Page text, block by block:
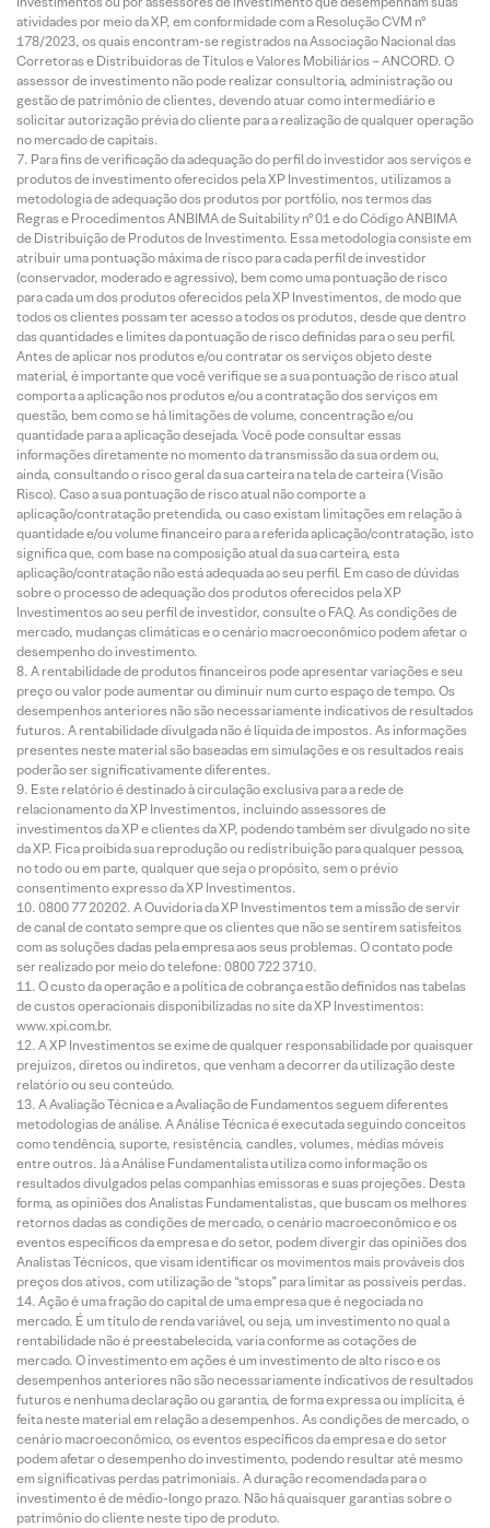
atividades por meio da XP, em conformidade com a Resolução CVM nº
178/2023, os quais encontram-se registrados na Associação Nacional das
Corretoras e Distribuidoras de Títulos e Valores Mobiliários – ANCORD. O
assessor de investimento não pode realizar consultoria, administração ou
gestão de patrimônio de clientes, devendo atuar como intermediário e
solicitar autorização prévia do cliente para a realização de qualquer operação
no mercado de capitais.
Para fins de verificação da adequação do perfil do investidor aos serviços e
produtos de investimento oferecidos pela XP Investimentos, utilizamos a
metodologia de adequação dos produtos por portfólio, nos termos das
Regras e Procedimentos ANBIMA de Suitability nº 01 e do Código ANBIMA
de Distribuição de Produtos de Investimento. Essa metodologia consiste em
atribuir uma pontuação máxima de risco para cada perfil de investidor
(conservador, moderado e agressivo), bem como uma pontuação de risco
para cada um dos produtos oferecidos pela XP Investimentos, de modo que
todos os clientes possam ter acesso a todos os produtos, desde que dentro
das quantidades e limites da pontuação de risco definidas para o seu perfil.
Antes de aplicar nos produtos e/ou contratar os serviços objeto deste
material, é importante que você verifique se a sua pontuação de risco atual
comporta a aplicação nos produtos e/ou a contratação dos serviços em
questão, bem como se há limitações de volume, concentração e/ou
quantidade para a aplicação desejada. Você pode consultar essas
informações diretamente no momento da transmissão da sua ordem ou,
ainda, consultando o risco geral da sua carteira na tela de carteira (Visão
Risco). Caso a sua pontuação de risco atual não comporte a
aplicação/contratação pretendida, ou caso existam limitações em relação à
quantidade e/ou volume financeiro para a referida aplicação/contratação, isto
significa que, com base na composição atual da sua carteira, esta
aplicação/contratação não está adequada ao seu perfil. Em caso de dúvidas
sobre o processo de adequação dos produtos oferecidos pela XP
Investimentos ao seu perfil de investidor, consulte o FAQ. As condições de
mercado, mudanças climáticas e o cenário macroeconômico podem afetar o
desempenho do investimento.
A rentabilidade de produtos financeiros pode apresentar variações e seu
preço ou valor pode aumentar ou diminuir num curto espaço de tempo. Os
desempenhos anteriores não são necessariamente indicativos de resultados
futuros. A rentabilidade divulgada não é líquida de impostos. As informações
presentes neste material são baseadas em simulações e os resultados reais
poderão ser significativamente diferentes.
Este relatório é destinado à circulação exclusiva para a rede de
relacionamento da XP Investimentos, incluindo assessores de
investimentos da XP e clientes da XP, podendo também ser divulgado no site
da XP. Fica proibida sua reprodução ou redistribuição para qualquer pessoa,
no todo ou em parte, qualquer que seja o propósito, sem o prévio
consentimento expresso da XP Investimentos.
0800 77 20202. A Ouvidoria da XP Investimentos tem a missão de servir
de canal de contato sempre que os clientes que não se sentirem satisfeitos
com as soluções dadas pela empresa aos seus problemas. O contato pode
ser realizado por meio do telefone: 0800 722 3710.
O custo da operação e a política de cobrança estão definidos nas tabelas
de custos operacionais disponibilizadas no site da XP Investimentos:
www.xpi.com.br.
A XP Investimentos se exime de qualquer responsabilidade por quaisquer
prejuízos, diretos ou indiretos, que venham a decorrer da utilização deste
relatório ou seu conteúdo.
A Avaliação Técnica e a Avaliação de Fundamentos seguem diferentes
metodologias de análise. A Análise Técnica é executada seguindo conceitos
como tendência, suporte, resistência, candles, volumes, médias móveis
entre outros. Já a Análise Fundamentalista utiliza como informação os
resultados divulgados pelas companhias emissoras e suas projeções. Desta
forma, as opiniões dos Analistas Fundamentalistas, que buscam os melhores
retornos dadas as condições de mercado, o cenário macroeconômico e os
eventos específicos da empresa e do setor, podem divergir das opiniões dos
Analistas Técnicos, que visam identificar os movimentos mais prováveis dos
preços dos ativos, com utilização de “stops” para limitar as possíveis perdas.
Ação é uma fração do capital de uma empresa que é negociada no
mercado. É um título de renda variável, ou seja, um investimento no qual a
rentabilidade não é preestabelecida, varia conforme as cotações de
mercado. O investimento em ações é um investimento de alto risco e os
desempenhos anteriores não são necessariamente indicativos de resultados
futuros e nenhuma declaração ou garantia, de forma expressa ou implícita, é
feita neste material em relação a desempenhos. As condições de mercado, o
cenário macroeconômico, os eventos específicos da empresa e do setor
podem afetar o desempenho do investimento, podendo resultar até mesmo
em significativas perdas patrimoniais. A duração recomendada para o
investimento é de médio-longo prazo. Não há quaisquer garantias sobre o
patrimônio do cliente neste tipo de produto.